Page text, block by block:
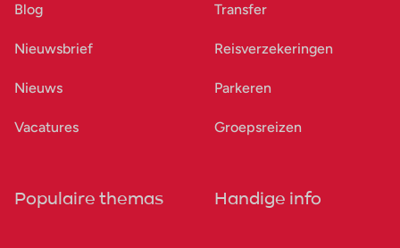
Blog
Nieuwsbrief
Nieuws
Vacatures
Transfer
Reisverzekeringen
Parkeren
Groepsreizen
Populaire themas Handige info